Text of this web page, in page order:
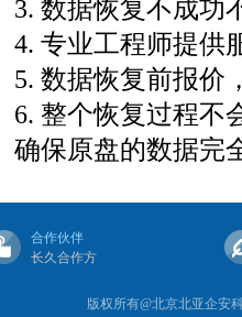
3. 数据恢复不成功
4. 专业工程师提供
5. 数据恢复前报价
6. 整个恢复过程不
确保原盘的数据完
合作伙伴
长久合作方
版权所有@北京北亚企安